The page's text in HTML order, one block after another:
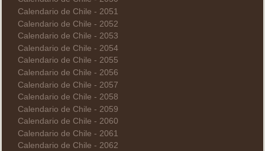
Calendario de Chile - 2051
Calendario de Chile - 2052
Calendario de Chile - 2053
Calendario de Chile - 2054
Calendario de Chile - 2055
Calendario de Chile - 2056
Calendario de Chile - 2057
Calendario de Chile - 2058
Calendario de Chile - 2059
Calendario de Chile - 2060
Calendario de Chile - 2061
Calendario de Chile - 2062